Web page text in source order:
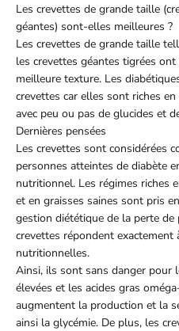
Les crevettes de grande taille
géantes) sont-elles meilleures ?
Les crevettes de grande taille
les crevettes géantes tigrées
meilleure texture. Les
crevettes car elles sont riches
avec peu ou pas de glucides et
Dernières pensées
Les crevettes sont considérées
personnes atteintes de diabète
nutritionnel. Les régimes riches
et en graisses saines sont pris
gestion diététique de la perte de
crevettes répondent exactement
nutritionnelles.
Ainsi, ils sont sans danger pour
élevées et les acides gras
augmentent la production et la
ainsi la glycémie. De plus, les